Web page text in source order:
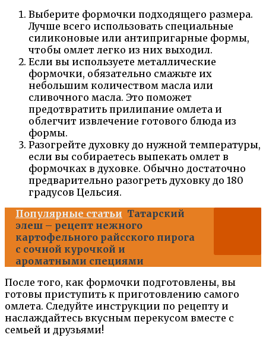
Выберите формочки подходящего размера.
Лучше всего использовать специальные
силиконовые или антипригарные формы,
чтобы омлет легко из них выходил.
Если вы используете металлические
формочки, обязательно смажьте их
небольшим количеством масла или
сливочного масла. Это поможет
предотвратить прилипание омлета и
облегчит извлечение готового блюда из
формы.
Разогрейте духовку до нужной температуры,
если вы собираетесь выпекать омлет в
формочках в духовке. Обычно достаточно
предварительно разогреть духовку до 180
градусов Цельсия.
Популярные статьи Татарский
элеш – рецепт нежного
картофельного райсского пирога
с сочной курочкой и
ароматными специями
После того, как формочки подготовлены, вы
готовы приступить к приготовлению самого
омлета. Следуйте инструкции по рецепту и
наслаждайтесь вкусным перекусом вместе с
семьей и друзьями!